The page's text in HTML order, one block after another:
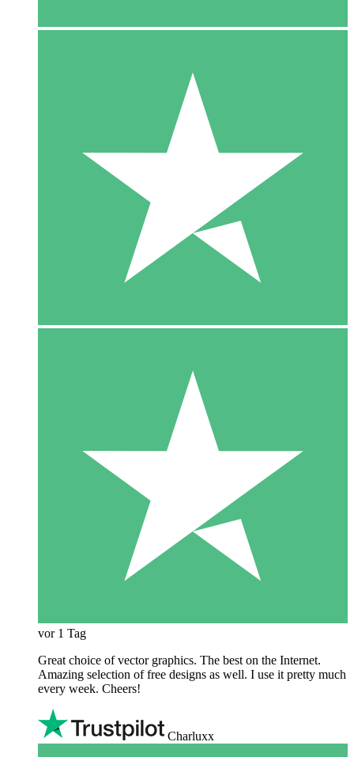
vor 1 Tag
Great choice of vector graphics. The best on the Internet.
Amazing selection of free designs as well. I use it pretty much
every week. Cheers!
Charluxx